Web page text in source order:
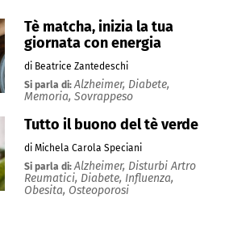
Tè matcha, inizia la tua
giornata con energia
di Beatrice Zantedeschi
Si parla di:Alzheimer, Diabete,
Memoria, Sovrappeso
Tutto il buono del tè verde
di Michela Carola Speciani
Si parla di:Alzheimer, Disturbi Artro
Reumatici, Diabete, Influenza,
Obesita, Osteoporosi